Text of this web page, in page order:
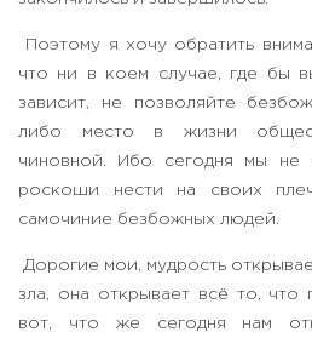
Поэтому я хочу обратить
что ни в коем случае, где бы
зависит, не позволяйте
либо место в жизни
чиновной. Ибо сегодня мы не
роскоши нести на своих
самочиние безбожных людей.
Дорогие мои, мудрость
зла, она открывает всё то, что
вот, что же сегодня нам